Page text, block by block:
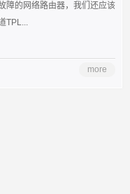
障的网络路由器，我们还应该
TPL...
more